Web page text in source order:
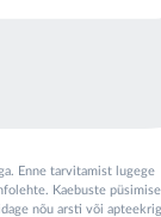
Enne tarvitamist lugege
Kaebuste
nõu arsti või